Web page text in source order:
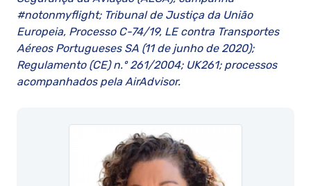
#notonmyflight; Tribunal de Justiça da União
Europeia, Processo C-74/19, LE contra Transportes
Aéreos Portugueses SA (11 de junho de 2020);
Regulamento (CE) n.º 261/2004; UK261; processos
acompanhados pela AirAdvisor.